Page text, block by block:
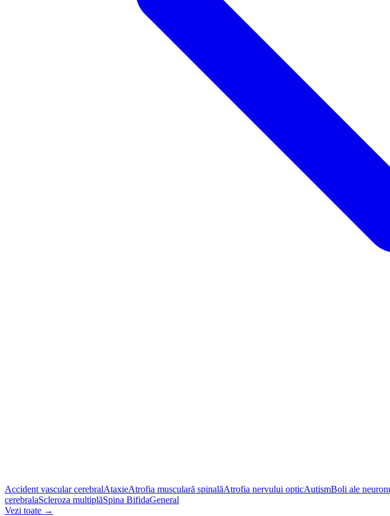
Accident vascular cerebralAtaxieAtrofia musculară spinalăAtrofia nervului opticAutismBoli ale
cerebralaScleroza multiplăSpina BifidaGeneral
Vezi toate →